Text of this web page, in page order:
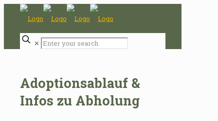
✕
Adoptionsablauf &
Infos zu Abholung